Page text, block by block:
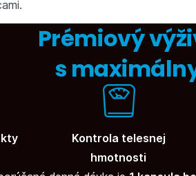
Prémiový
s
Kontrola telesnej
hmotnosti